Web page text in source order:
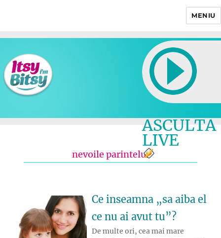
MENIU
ASCULTA
LIVE
nevoile parintelui
Ce inseamna „sa aiba el
ce nu ai avut tu”?
De multe ori, cea mai mare